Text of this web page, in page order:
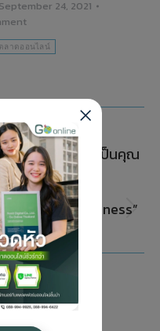
September 24, 2021
ลาดออนไลน์
อกความแบรนด์เป็นคุณ
“Brand Awareness”
าย ๆ ด้วย LAP